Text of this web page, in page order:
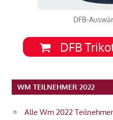
DFB-
DFB
WM TEILNEHMER 2022
Alle Wm 2022 Teilnehmer